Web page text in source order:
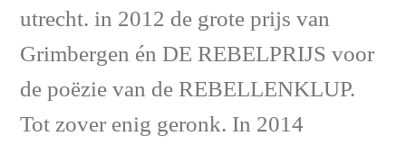
utrecht. in 2012 de grote prijs van
Grimbergen én DE REBELPRIJS voor
de poëzie van de REBELLENKLUP.
Tot zover enig geronk. In 2014